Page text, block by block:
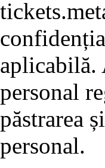
aplicabilă.
personal
păstrarea
personal.